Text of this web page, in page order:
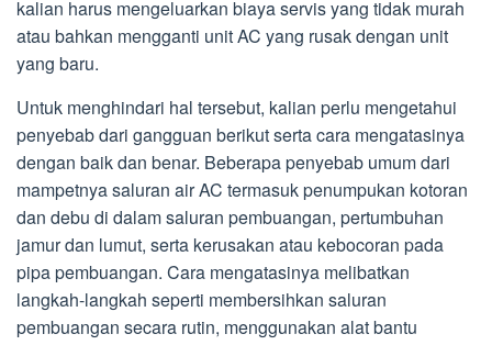
kalian harus mengeluarkan biaya servis yang tidak murah
atau bahkan mengganti unit AC yang rusak dengan unit
yang baru.
Untuk menghindari hal tersebut, kalian perlu mengetahui
penyebab dari gangguan berikut serta cara mengatasinya
dengan baik dan benar. Beberapa penyebab umum dari
mampetnya saluran air AC termasuk penumpukan kotoran
dan debu di dalam saluran pembuangan, pertumbuhan
jamur dan lumut, serta kerusakan atau kebocoran pada
pipa pembuangan. Cara mengatasinya melibatkan
langkah-langkah seperti membersihkan saluran
pembuangan secara rutin, menggunakan alat bantu